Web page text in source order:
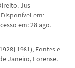
Jus
Disponível em:
em: 28 ago.
1981), Fontes e
Janeiro, Forense.